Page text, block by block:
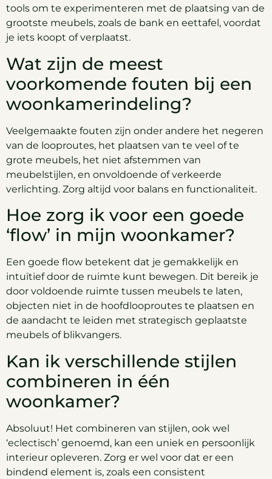
tools om te experimenteren met de plaatsing van de
grootste meubels, zoals de bank en eettafel, voordat
je iets koopt of verplaatst.
Wat zijn de meest
voorkomende fouten bij een
woonkamerindeling?
Veelgemaakte fouten zijn onder andere het negeren
van de looproutes, het plaatsen van te veel of te
grote meubels, het niet afstemmen van
meubelstijlen, en onvoldoende of verkeerde
verlichting. Zorg altijd voor balans en functionaliteit.
Hoe zorg ik voor een goede
‘flow’ in mijn woonkamer?
Een goede flow betekent dat je gemakkelijk en
intuïtief door de ruimte kunt bewegen. Dit bereik je
door voldoende ruimte tussen meubels te laten,
objecten niet in de hoofdlooproutes te plaatsen en
de aandacht te leiden met strategisch geplaatste
meubels of blikvangers.
Kan ik verschillende stijlen
combineren in één
woonkamer?
Absoluut! Het combineren van stijlen, ook wel
‘eclectisch’ genoemd, kan een uniek en persoonlijk
interieur opleveren. Zorg er wel voor dat er een
bindend element is, zoals een consistent